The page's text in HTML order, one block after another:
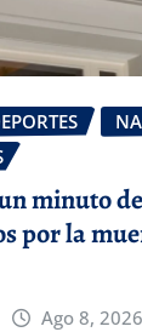
minuto
por la
Ago 8, 2026